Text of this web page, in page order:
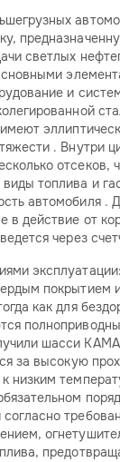
светлых
и
. Внутри
отсеков,
топлива и
автомобиля .
в действие от
через
покрытием
как для
шасси
за высокую
низким
согласно